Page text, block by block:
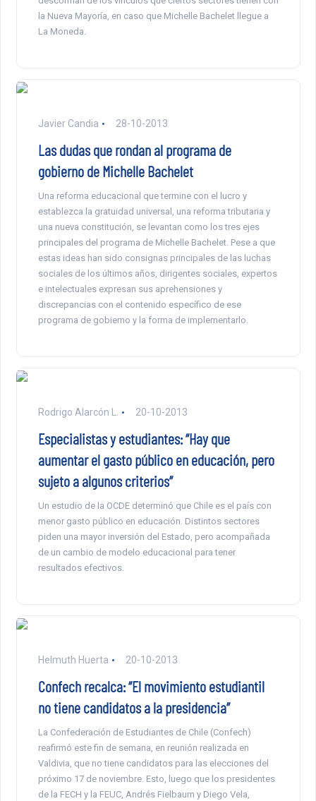
la Nueva Mayoría, en caso que Michelle Bachelet llegue a
La Moneda.
Javier Candia 28-10-2013
Las dudas que rondan al programa de
gobierno de Michelle Bachelet
Una reforma educacional que termine con el lucro y
establezca la gratuidad universal, una reforma tributaria y
una nueva constitución, se levantan como los tres ejes
principales del programa de Michelle Bachelet. Pese a que
estas ideas han sido consignas principales de las luchas
sociales de los últimos años, dirigentes sociales, expertos
e intelectuales expresan sus aprehensiones y
discrepancias con el contenido específico de ese
programa de gobierno y la forma de implementarlo.
Rodrigo Alarcón L. 20-10-2013
Especialistas y estudiantes: “Hay que
aumentar el gasto público en educación, pero
sujeto a algunos criterios”
Un estudio de la OCDE determinó que Chile es el país con
menor gasto público en educación. Distintos sectores
piden una mayor inversión del Estado, pero acompañada
de un cambio de modelo educacional para tener
resultados efectivos.
Helmuth Huerta 20-10-2013
Confech recalca: “El movimiento estudiantil
no tiene candidatos a la presidencia”
La Confederación de Estudiantes de Chile (Confech)
reafirmó este fin de semana, en reunión realizada en
Valdivia, que no tiene candidatos para las elecciones del
próximo 17 de noviembre. Esto, luego que los presidentes
de la FECH y la FEUC, Andrés Fielbaum y Diego Vela,